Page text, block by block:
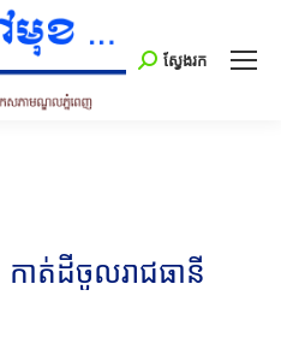
Search:
ស្វែងរក
កាត់ដីចូលរាជធានី